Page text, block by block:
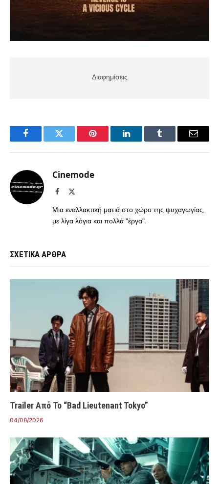
Διαφημίσεις
FacebookTwitter Pinterest LinkedInTumblr Email
Cinemode
Facebook
Μια εναλλακτική ματιά στο χώρο της ψυχαγωγίας,
με λίγα λόγια και πολλά "έργα".
ΣΧΕΤΙΚΑ ΑΡΘΡΑ
Trailer Από Το “Bad Lieutenant Tokyo”
04/08/2026